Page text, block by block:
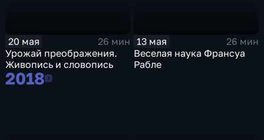
20 мая
26 мин
Урожай преображения.
Живопись и словопись
13 мая
26 мин
Веселая наука Франсуа
Рабле
20182018